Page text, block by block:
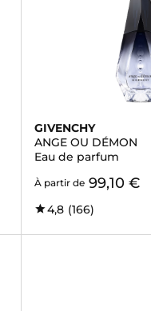
GIVENCHY
ANGE OU DÉMON
Eau de parfum
À partir de 99,10 €
4,8 (166)